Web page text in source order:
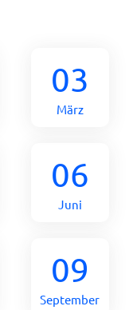
03
März
06
Juni
09
September